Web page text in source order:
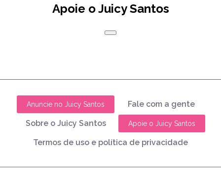
Apoie o Juicy Santos
Anuncie no Juicy Santos Fale com a gente
Sobre o Juicy Santos Apoie o Juicy Santos
Termos de uso e política de privacidade